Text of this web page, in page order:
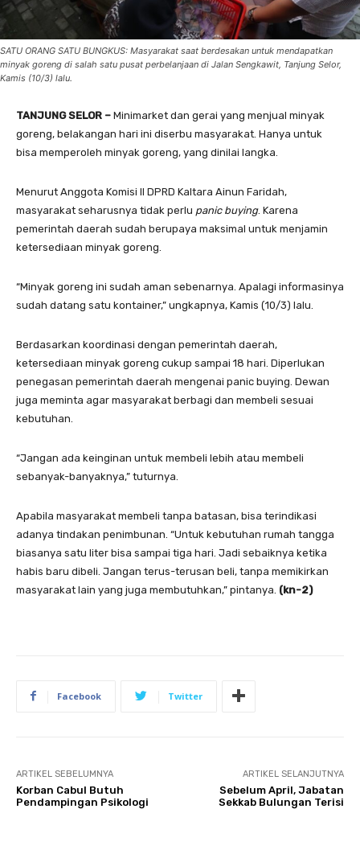
SATU ORANG SATU BUNGKUS: Masyarakat saat berdesakan untuk mendapatkan
minyak goreng di salah satu pusat perbelanjaan di Jalan Sengkawit, Tanjung Selor,
Kamis (10/3) lalu.
TANJUNG SELOR – Minimarket dan gerai yang menjual minyak
goreng, belakangan hari ini diserbu masyarakat. Hanya untuk
bisa memperoleh minyak goreng, yang dinilai langka.
Menurut Anggota Komisi II DPRD Kaltara Ainun Faridah,
masyarakat seharusnya tidak perlu panic buying. Karena
pemerintah daerah sudah berupaya maksimal untuk menjamin
ketersediaan minyak goreng.
“Minyak goreng ini sudah aman sebenarnya. Apalagi informasinya
sudah datang satu kontainer,” ungkapnya, Kamis (10/3) lalu.
Berdasarkan koordinasi dengan pemerintah daerah,
ketersediaan minyak goreng cukup sampai 18 hari. Diperlukan
penegasan pemerintah daerah mengenai panic buying. Dewan
juga meminta agar masyarakat berbagi dan membeli sesuai
kebutuhan.
“Jangan ada keinginan untuk membeli lebih atau membeli
sebanyak-banyaknya,” tuturnya.
Apabila masyarakat membeli tanpa batasan, bisa terindikasi
adanya tindakan penimbunan. “Untuk kebutuhan rumah tangga
biasanya satu liter bisa sampai tiga hari. Jadi sebaiknya ketika
habis baru dibeli. Jangan terus-terusan beli, tanpa memikirkan
masyarakat lain yang juga membutuhkan,” pintanya. (kn-2)
Facebook Twitter
ARTIKEL SEBELUMNYA
Korban Cabul Butuh
Pendampingan Psikologi
ARTIKEL SELANJUTNYA
Sebelum April, Jabatan
Sekkab Bulungan Terisi